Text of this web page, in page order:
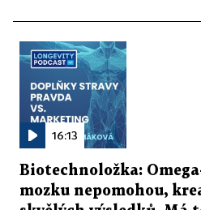
16:13
Biotechnoložka:
mozku nepomohou,